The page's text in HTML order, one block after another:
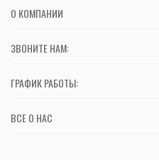
О КОМПАНИИ
ЗВОНИТЕ НАМ:
ГРАФИК РАБОТЫ:
ВСЕ О НАС